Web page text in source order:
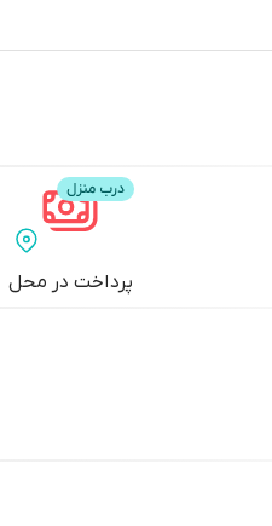
پرداخت در محل